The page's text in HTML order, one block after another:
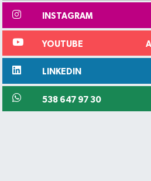
INSTAGRAM
YOUTUBE
LINKEDIN
538 647 97 30